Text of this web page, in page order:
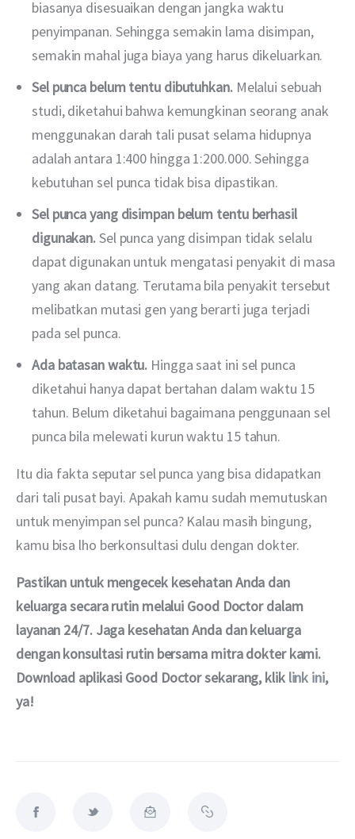
biasanya disesuaikan dengan jangka waktu
penyimpanan. Sehingga semakin lama disimpan,
semakin mahal juga biaya yang harus dikeluarkan.
Sel punca belum tentu dibutuhkan. Melalui sebuah
studi, diketahui bahwa kemungkinan seorang anak
menggunakan darah tali pusat selama hidupnya
adalah antara 1:400 hingga 1:200.000. Sehingga
kebutuhan sel punca tidak bisa dipastikan.
Sel punca yang disimpan belum tentu berhasil
digunakan.Sel punca yang disimpan tidak selalu
dapat digunakan untuk mengatasi penyakit di masa
yang akan datang. Terutama bila penyakit tersebut
melibatkan mutasi gen yang berarti juga terjadi
pada sel punca.
Ada batasan waktu. Hingga saat ini sel punca
diketahui hanya dapat bertahan dalam waktu 15
tahun. Belum diketahui bagaimana penggunaan sel
punca bila melewati kurun waktu 15 tahun.
Itu dia fakta seputar sel punca yang bisa didapatkan
dari tali pusat bayi. Apakah kamu sudah memutuskan
untuk menyimpan sel punca? Kalau masih bingung,
kamu bisa lho berkonsultasi dulu dengan dokter.
Pastikan untuk mengecek kesehatan Anda dan
keluarga secara rutin melalui Good Doctor dalam
layanan 24/7. Jaga kesehatan Anda dan keluarga
dengan konsultasi rutin bersama mitra dokter kami.
Download aplikasi Good Doctor sekarang, klik link ini,
ya!